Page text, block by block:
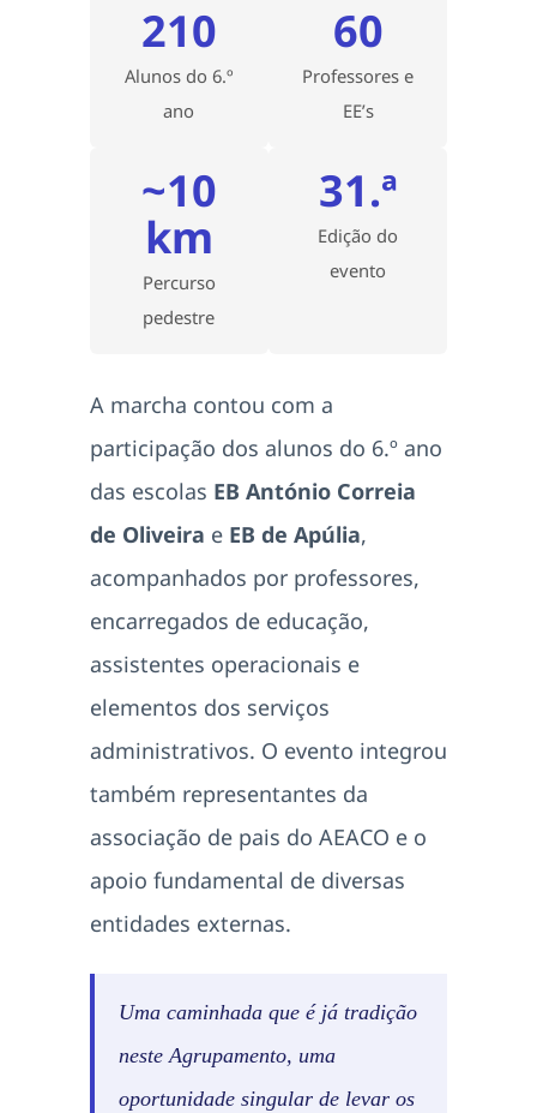
210
Alunos do 6.º
ano
60
Professores e
EE’s
~10
km
Percurso
pedestre
31.ª
Edição do
evento
A marcha contou com a
participação dos alunos do 6.º ano
das escolas EB António Correia
de Oliveira e EB de Apúlia,
acompanhados por professores,
encarregados de educação,
assistentes operacionais e
elementos dos serviços
administrativos. O evento integrou
também representantes da
associação de pais do AEACO e o
apoio fundamental de diversas
entidades externas.
Uma caminhada que é já tradição
neste Agrupamento, uma
oportunidade singular de levar os